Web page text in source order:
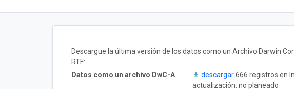
Descargue la última versión de los datos como un Archivo Darwin
RTF:
Datos como un archivo DwC-A
descargar666 registros en
actualización: no planeado